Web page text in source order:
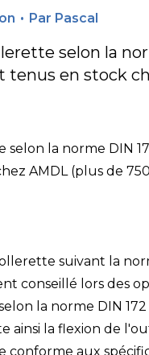
• Par Pascal
selon la
tenus en stock
selon la norme DIN
AMDL (plus de
suivant la
conseillé lors des
la norme DIN
ainsi la flexion de
aux